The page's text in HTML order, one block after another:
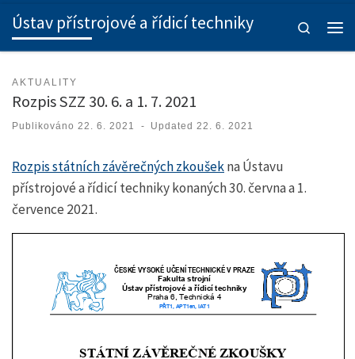
Skip to content
Ústav přístrojové a řídicí techniky
Search
AKTUALITY
Rozpis SZZ 30. 6. a 1. 7. 2021
Publikováno 22. 6. 2021 - Updated 22. 6. 2021
Rozpis státních závěrečných zkoušekna Ústavu
přístrojové a řídicí techniky konaných 30. června a 1.
července 2021.